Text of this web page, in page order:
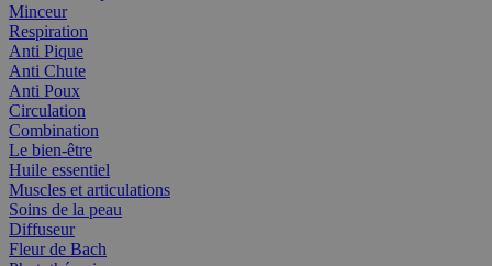
Minceur
Respiration
Anti Pique
Anti Chute
Anti Poux
Circulation
Combination
Le bien-être
Huile essentiel
Muscles et articulations
Soins de la peau
Diffuseur
Fleur de Bach